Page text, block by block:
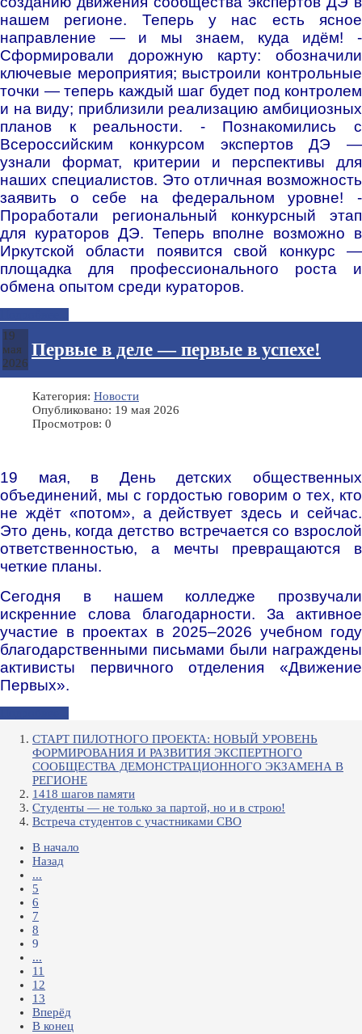
нашем регионе. Теперь у нас есть ясное
направление — и мы знаем, куда идём! -
Сформировали дорожную карту: обозначили
ключевые мероприятия; выстроили контрольные
точки — теперь каждый шаг будет под контролем
и на виду; приблизили реализацию амбициозных
планов к реальности. - Познакомились с
Всероссийским конкурсом экспертов ДЭ —
узнали формат, критерии и перспективы для
наших специалистов. Это отличная возможность
заявить о себе на федеральном уровне! -
Проработали региональный конкурсный этап
для кураторов ДЭ. Теперь вполне возможно в
Иркутской области появится свой конкурс —
площадка для профессионального роста и
обмена опытом среди кураторов.
19
мая
2026
Первые в деле — первые в успехе!
Категория: Новости
Опубликовано: 19 мая 2026
Просмотров: 0
19 мая, в День детских общественных
объединений, мы с гордостью говорим о тех, кто
не ждёт «потом», а действует здесь и сейчас.
Это день, когда детство встречается со взрослой
ответственностью, а мечты превращаются в
четкие планы.
Сегодня в нашем колледже прозвучали
искренние слова благодарности. За активное
участие в проектах в 2025–2026 учебном году
благодарственными письмами были награждены
активисты первичного отделения «Движение
Первых».
СТАРТ ПИЛОТНОГО ПРОЕКТА: НОВЫЙ УРОВЕНЬ
ФОРМИРОВАНИЯ И РАЗВИТИЯ ЭКСПЕРТНОГО
СООБЩЕСТВА ДЕМОНСТРАЦИОННОГО ЭКЗАМЕНА В
РЕГИОНЕ
1418 шагов памяти
Студенты — не только за партой, но и в строю!
Встреча студентов с участниками СВО
В начало
Назад
...
5
6
7
8
9
...
11
12
13
Вперёд
В конец